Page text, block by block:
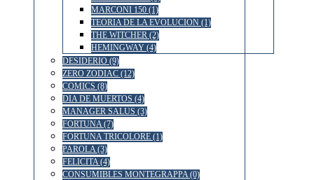
MARCONI 150 (1)
TEORIA DE LA EVOLUCION (1)
THE WITCHER (2)
HEMINGWAY (4)
DESIDERIO (9)
ZERO ZODIAC (12)
COMICS (8)
DIA DE MUERTOS (4)
MANAGER SALUS (3)
FORTUNA (7)
FORTUNA TRICOLORE (1)
PAROLA (3)
FELICITA (4)
CONSUMIBLES MONTEGRAPPA (0)